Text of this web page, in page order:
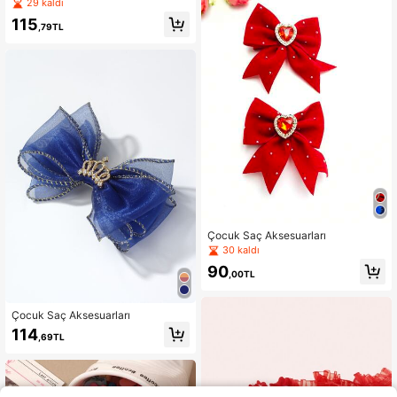
parti
115 ,79TL
Çocuk Saç Aksesuarları
114 ,69TL
Çocuk Saç Aksesuarları
30 kaldı
90 ,00TL